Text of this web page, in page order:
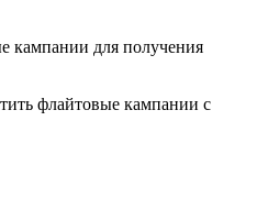
кампании для получения
флайтовые кампании с